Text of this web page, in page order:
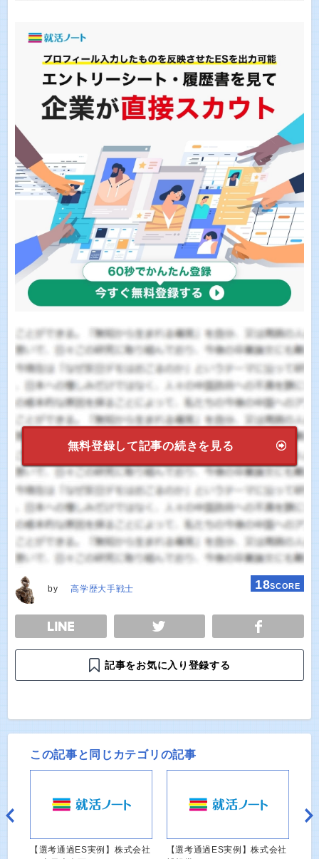
無料登録して記事の続きを見る
by 高学歴大手戦士 18SCORE
TWEET
記事をお気に入り登録する
この記事と同じカテゴリの記事
【選考通過ES実例】株式会社
【選考通過ES実例】株式会社